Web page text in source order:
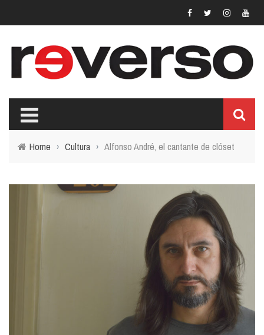
Home › Cultura › Alfonso André, el cantante de clóset